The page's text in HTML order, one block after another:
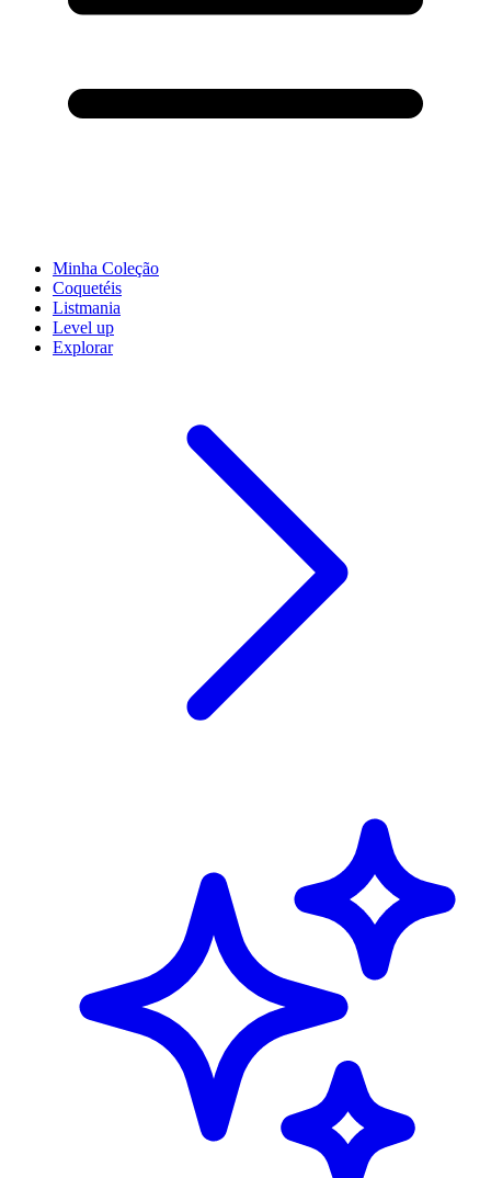
Minha Coleção
Coquetéis
Listmania
Level up
Explorar